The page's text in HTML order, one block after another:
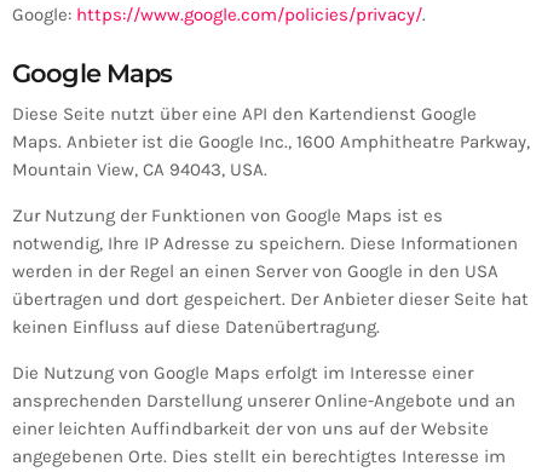
Google: https://www.google.com/policies/privacy/.
Google Maps
Diese Seite nutzt über eine API den Kartendienst Google
Maps. Anbieter ist die Google Inc., 1600 Amphitheatre Parkway,
Mountain View, CA 94043, USA.
Zur Nutzung der Funktionen von Google Maps ist es
notwendig, Ihre IP Adresse zu speichern. Diese Informationen
werden in der Regel an einen Server von Google in den USA
übertragen und dort gespeichert. Der Anbieter dieser Seite hat
keinen Einfluss auf diese Datenübertragung.
Die Nutzung von Google Maps erfolgt im Interesse einer
ansprechenden Darstellung unserer Online-Angebote und an
einer leichten Auffindbarkeit der von uns auf der Website
angegebenen Orte. Dies stellt ein berechtigtes Interesse im